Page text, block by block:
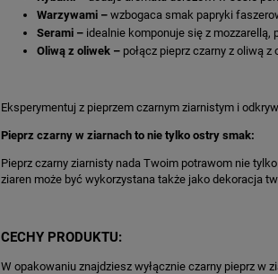
Warzywami – wzbogaca smak papryki
Serami – idealnie komponuje się z mozzarellą,
Oliwą z oliwek – połącz pieprz czarny z oliwą
Eksperymentuj z pieprzem czarnym ziarnistym i
Pieprz czarny w ziarnach to nie tylko ostry smak:
Pieprz czarny ziarnisty nada Twoim potrawom nie
ziaren może być wykorzystana także jako dekoracja
CECHY PRODUKTU:
W opakowaniu znajdziesz wyłącznie czarny pieprz w